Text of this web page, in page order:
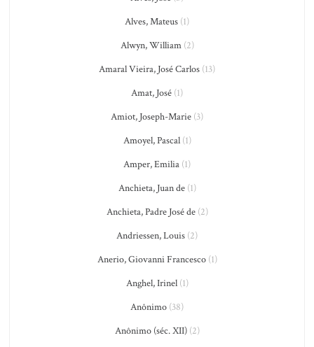
Alves, Mateus (1)
Alwyn, William(2)
Amaral Vieira, José Carlos (13)
Amat, José (1)
Amiot, Joseph-Marie (3)
Amoyel, Pascal(1)
Amper, Emilia (1)
Anchieta, Juan de(1)
Anchieta, Padre José de(2)
Andriessen, Louis (2)
Anerio, Giovanni Francesco(1)
Anghel, Irinel(1)
Anônimo (38)
Anônimo (séc. XII)(2)